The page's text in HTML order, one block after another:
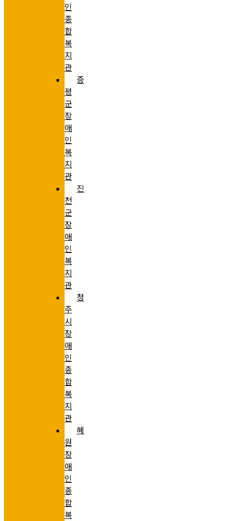
인
종
합
복
지
관
증
평
군
장
애
인
복
지
관
진
천
군
장
애
인
복
지
관
청
주
시
장
애
인
종
합
복
지
관
혜
원
장
애
인
종
합
복